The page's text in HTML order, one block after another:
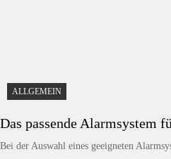
ALLGEMEIN
Das passende Alarmsystem
Bei der Auswahl eines geeigneten